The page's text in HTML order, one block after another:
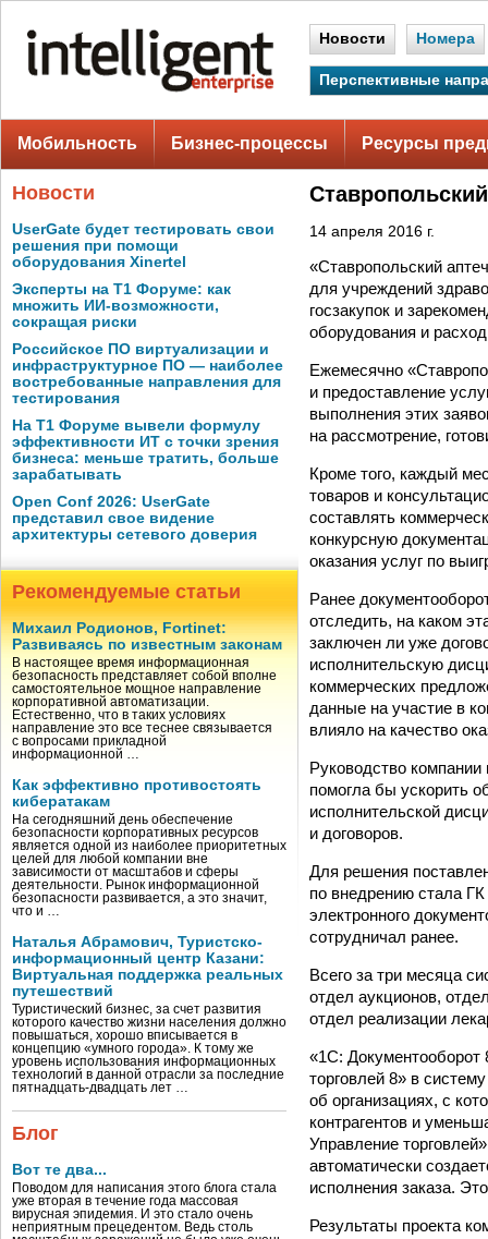
Новости Номера
Перспективные
Мобильность Бизнес-процессы Ресурсы
Новости
UserGate будет тестировать свои
решения при помощи
оборудования Xinertel
Эксперты на Т1 Форуме: как
множить ИИ-возможности,
сокращая риски
Российское ПО виртуализации и
инфраструктурное ПО — наиболее
востребованные направления для
тестирования
На Т1 Форуме вывели формулу
эффективности ИТ с точки зрения
бизнеса: меньше тратить, больше
зарабатывать
Open Conf 2026: UserGate
представил свое видение
архитектуры сетевого доверия
Рекомендуемые статьи
Михаил Родионов, Fortinet:
Развиваясь по известным законам
В настоящее время информационная
безопасность представляет собой вполне
самостоятельное мощное направление
корпоративной автоматизации.
Естественно, что в таких условиях
направление это все теснее связывается
с вопросами прикладной
информационной …
Как эффективно противостоять
кибератакам
На сегодняшний день обеспечение
безопасности корпоративных ресурсов
является одной из наиболее приоритетных
целей для любой компании вне
зависимости от масштабов и сферы
деятельности. Рынок информационной
безопасности развивается, а это значит,
что и …
Наталья Абрамович, Туристско-
информационный центр Казани:
Виртуальная поддержка реальных
путешествий
Туристический бизнес, за счет развития
которого качество жизни населения должно
повышаться, хорошо вписывается в
концепцию «умного города». К тому же
уровень использования информационных
технологий в данной отрасли за последние
пятнадцать-двадцать лет …
Блог
Вот те два...
Поводом для написания этого блога стала
уже вторая в течение года массовая
вирусная эпидемия. И это стало очень
неприятным прецедентом. Ведь столь
14 апреля 2016 г.
«Ставропольский
для учреждений
госзакупок и
оборудования и
Ежемесячно
и предоставление
выполнения этих
на рассмотрение,
Кроме того, каждый
товаров и
составлять
конкурсную
оказания услуг по
Ранее
отследить, на каком
заключен ли уже
исполнительскую
коммерческих
данные на участие в
влияло на качество
Руководство
помогла бы ускорить
исполнительской
и договоров.
Для решения
по внедрению стала
электронного
сотрудничал ранее.
Всего за три месяца
отдел аукционов,
отдел реализации
«1С: Документооборот
торговлей 8» в
об организациях, с
контрагентов и
Управление
автоматически
исполнения заказа.
Результаты проекта